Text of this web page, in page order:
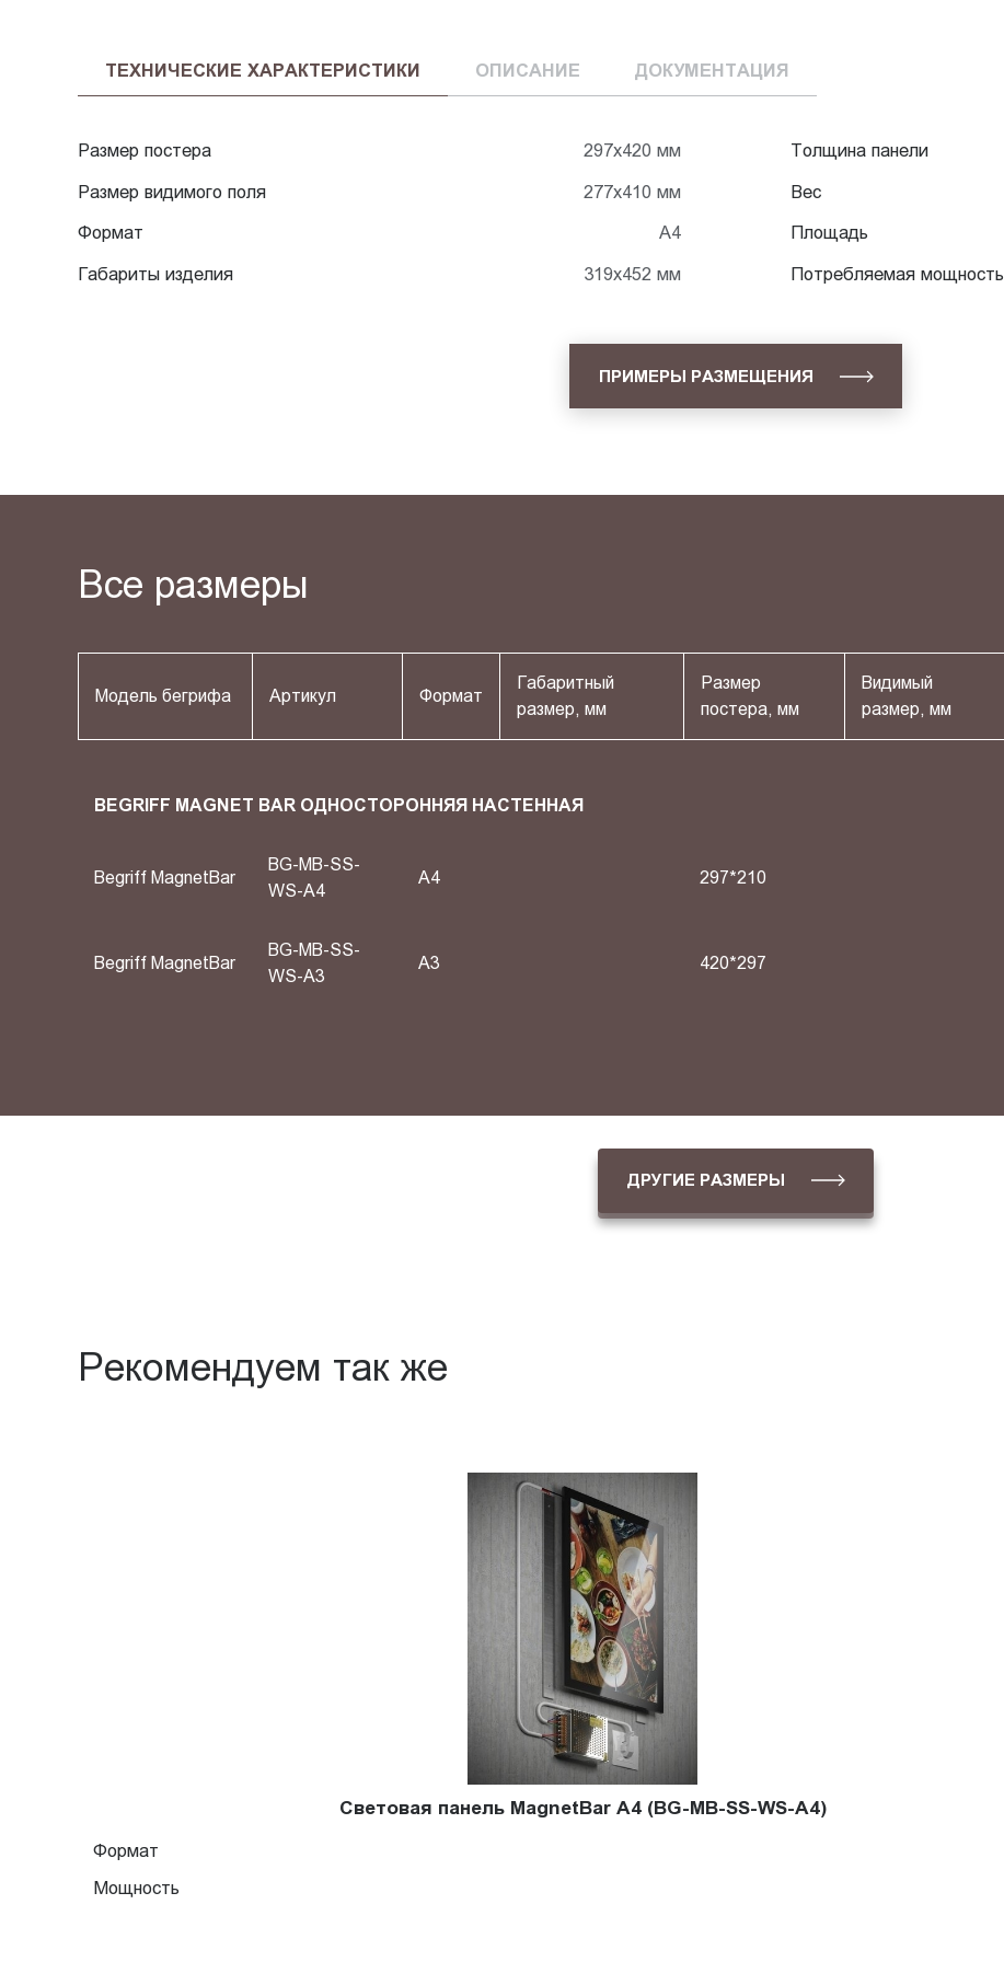
ТЕХНИЧЕСКИЕ ХАРАКТЕРИСТИКИ ОПИСАНИЕ ДОКУМЕНТАЦИЯ
Размер постера 297х420 мм
Размер видимого поля 277х410 мм
Формат А4
Габариты изделия 319х452 мм
Толщина панели
Вес
Площадь
Потребляемая мощность
ПРИМЕРЫ РАЗМЕЩЕНИЯ
Все размеры
Модель бегрифа Артикул Формат
Габаритный
размер, мм
Размер
постера, мм
Видимый
размер, мм
BEGRIFF MAGNET BAR ОДНОСТОРОННЯЯ НАСТЕННАЯ
Begriff MagnetBar
BG-MB-SS-
WS-A4
A4 297*210
Begriff MagnetBar
BG-MB-SS-
WS-A3
A3 420*297
ДРУГИЕ РАЗМЕРЫ
Рекомендуем так же
Световая панель MagnetBar A4 (BG-MB-SS-WS-A4)
Формат
Мощность